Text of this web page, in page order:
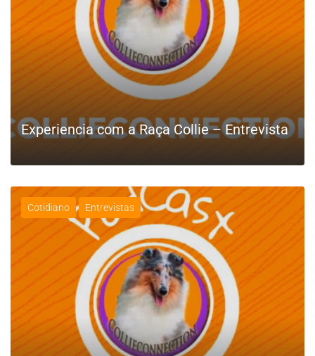
Experiencia com a Raça Collie – Entrevista
Cotidiano Entrevistas